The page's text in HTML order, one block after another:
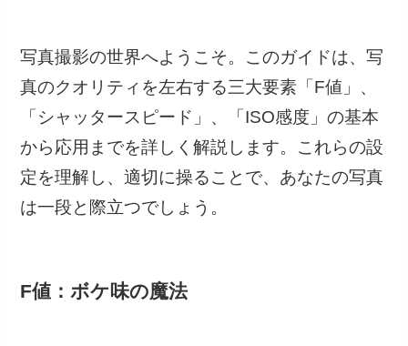
写真撮影の世界へようこそ。このガイドは、写
真のクオリティを左右する三大要素「F値」、
「シャッタースピード」、「ISO感度」の基本
から応用までを詳しく解説します。これらの設
定を理解し、適切に操ることで、あなたの写真
は一段と際立つでしょう。
F値：ボケ味の魔法